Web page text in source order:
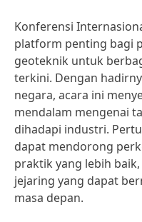
Konferensi
platform penting bagi
geoteknik untuk
terkini. Dengan
negara, acara ini
mendalam mengenai
dihadapi industri.
dapat mendorong
praktik yang lebih
jejaring yang dapat
masa depan.